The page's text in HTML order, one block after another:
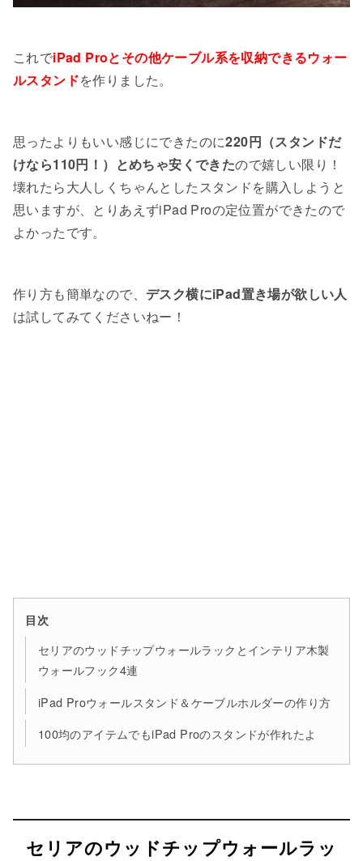
これでiPad Proとその他ケーブル系を収納できるウォー
ルスタンドを作りました。
思ったよりもいい感じにできたのに220円（スタンドだ
けなら110円！）とめちゃ安くできたので嬉しい限り！
壊れたら大人しくちゃんとしたスタンドを購入しようと
思いますが、とりあえずiPad Proの定位置ができたので
よかったです。
作り方も簡単なので、 デスク横にiPad置き場が欲しい人
は試してみてくださいねー！
目次
セリアのウッドチップウォールラックとインテリア木製
ウォールフック4連
iPad Proウォールスタンド＆ケーブルホルダーの作り方
100均のアイテムでもiPad Proのスタンドが作れたよ
セリアのウッドチップウォールラッ